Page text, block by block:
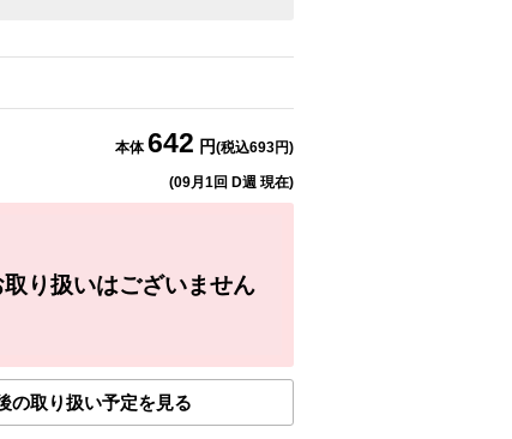
本体642 円(税込693円)
(09月1回 D週 現在)
り扱いはございません
の取り扱い予定を見る